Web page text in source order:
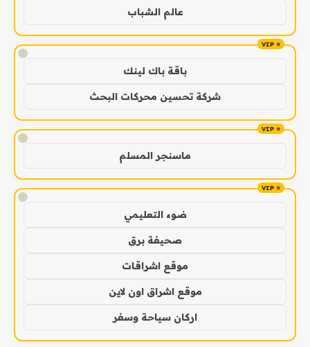
عالم الشباب
!
باقة باك لينك
شركة تحسين محركات البحث
!
ماسنجر المسلم
!
ضوء التعليمي
صحيفة برق
موقع اشراقات
موقع اشراق اون لاين
اركان سياحة وسفر